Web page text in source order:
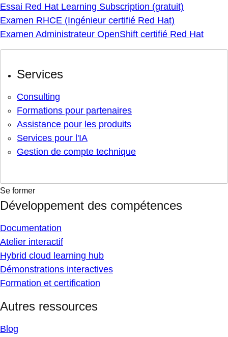
Essai Red Hat Learning Subscription (gratuit)
Examen RHCE (Ingénieur certifié Red Hat)
Examen Administrateur OpenShift certifié Red Hat
Services
Consulting
Formations pour partenaires
Assistance pour les produits
Services pour l'IA
Gestion de compte technique
Se former
Développement des compétences
Documentation
Atelier interactif
Hybrid cloud learning hub
Démonstrations interactives
Formation et certification
Autres ressources
Blog